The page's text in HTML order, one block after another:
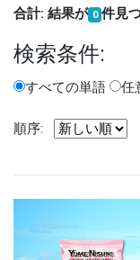
合計: 結果が 0 件見
検索条件:
すべての単語 任
順序: